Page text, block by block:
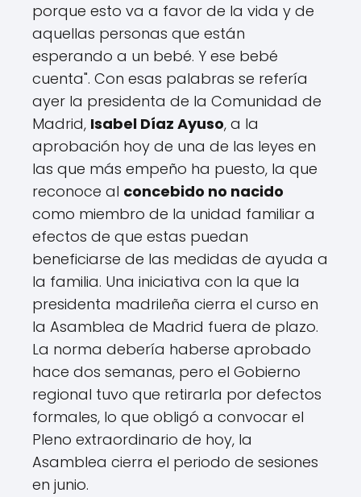
porque esto va a favor de la vida y de
aquellas personas que están
esperando a un bebé. Y ese bebé
cuenta". Con esas palabras se refería
ayer la presidenta de la Comunidad de
Madrid, Isabel Díaz Ayuso, a la
aprobación hoy de una de las leyes en
las que más empeño ha puesto, la que
reconoce al concebido no nacido
como miembro de la unidad familiar a
efectos de que estas puedan
beneficiarse de las medidas de ayuda a
la familia. Una iniciativa con la que la
presidenta madrileña cierra el curso en
la Asamblea de Madrid fuera de plazo.
La norma debería haberse aprobado
hace dos semanas, pero el Gobierno
regional tuvo que retirarla por defectos
formales, lo que obligó a convocar el
Pleno extraordinario de hoy, la
Asamblea cierra el periodo de sesiones
en junio.